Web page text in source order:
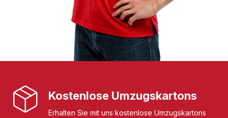
Kostenlose Umzugskartons
Erhalten Sie mit uns kostenlose Umzugskartons